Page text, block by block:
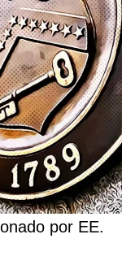
por EE.